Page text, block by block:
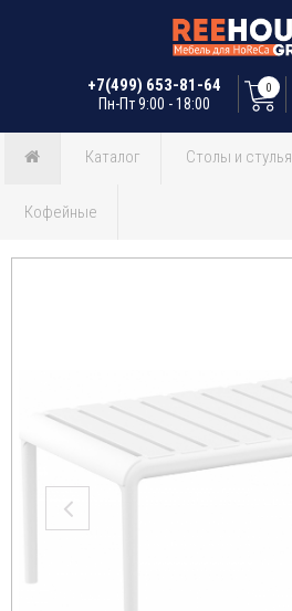
+7(499) 653-81-64
Пн-Пт 9:00 - 18:00
0
Каталог Столы и стулья
Кофейные